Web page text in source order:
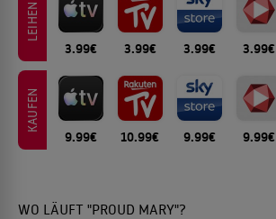
LEIHEN
3.99€ 3.99€ 3.99€ 3.99€
KAUFEN
9.99€ 10.99€ 9.99€ 9.99€
WO LÄUFT "PROUD MARY"?